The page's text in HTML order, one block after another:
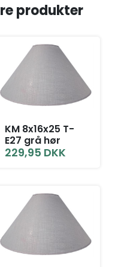
produkter
KM 8x16x25 T-
E27 grå hør
229,95 DKK